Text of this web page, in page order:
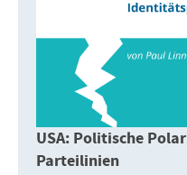
USA: Politische
Parteilinien